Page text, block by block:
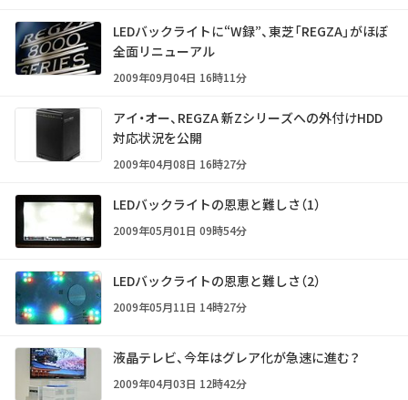
LEDバックライトに“W録”、東芝「REGZA」がほぼ
全面リニューアル
2009年09月04日 16時11分
アイ・オー、REGZA 新Zシリーズへの外付けHDD
対応状況を公開
2009年04月08日 16時27分
LEDバックライトの恩恵と難しさ（1）
2009年05月01日 09時54分
LEDバックライトの恩恵と難しさ（2）
2009年05月11日 14時27分
液晶テレビ、今年はグレア化が急速に進む？
2009年04月03日 12時42分